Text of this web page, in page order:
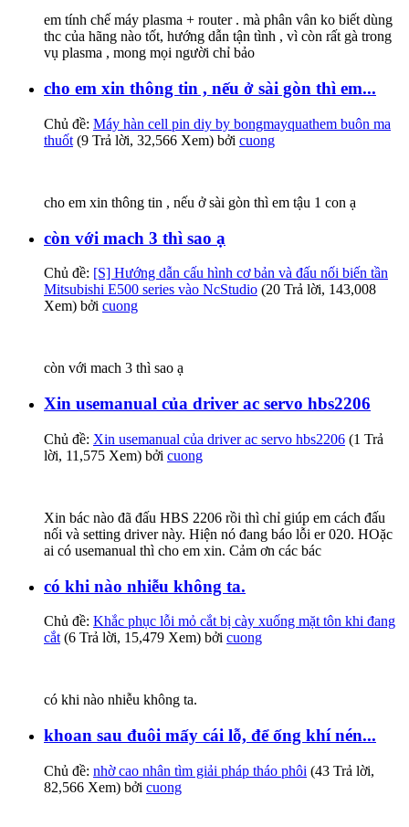
em tính chế máy plasma + router . mà phân vân ko biết dùng
thc của hãng nào tốt, hướng dẫn tận tình , vì còn rất gà trong
vụ plasma , mong mọi người chỉ bảo
cho em xin thông tin , nếu ở sài gòn thì em...
Chủ đề: Máy hàn cell pin diy by bongmayquathem buôn ma
thuốt (9 Trả lời, 32,566 Xem) bởi cuong
cho em xin thông tin , nếu ở sài gòn thì em tậu 1 con ạ
còn với mach 3 thì sao ạ
Chủ đề: [S] Hướng dẫn cấu hình cơ bản và đấu nối biến tần
Mitsubishi E500 series vào NcStudio (20 Trả lời, 143,008
Xem) bởi cuong
còn với mach 3 thì sao ạ
Xin usemanual của driver ac servo hbs2206
Chủ đề: Xin usemanual của driver ac servo hbs2206 (1 Trả
lời, 11,575 Xem) bởi cuong
Xin bác nào đã đấu HBS 2206 rồi thì chỉ giúp em cách đấu
nối và setting driver này. Hiện nó đang báo lỗi er 020. HOặc
ai có usemanual thì cho em xin. Cảm ơn các bác
có khi nào nhiễu không ta.
Chủ đề: Khắc phục lỗi mỏ cắt bị cày xuống mặt tôn khi đang
cắt (6 Trả lời, 15,479 Xem) bởi cuong
có khi nào nhiễu không ta.
khoan sau đuôi mấy cái lỗ, để ống khí nén...
Chủ đề: nhờ cao nhân tìm giải pháp tháo phôi (43 Trả lời,
82,566 Xem) bởi cuong